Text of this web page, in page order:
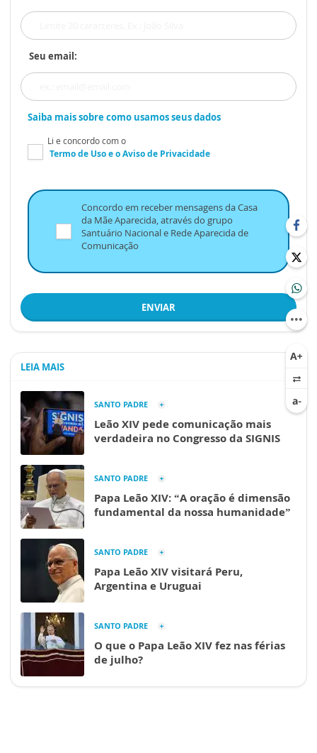
Seu email:
Saiba mais sobre como usamos seus dados
Li e concordo com o
Termo de Usoe oAviso de Privacidade
Concordo em receber mensagens da Casa
da Mãe Aparecida, através do grupo
Santuário Nacional e Rede Aparecida de
Comunicação
ENVIAR
LEIA MAIS
SANTO PADRE
Leão XIV pede comunicação mais
verdadeira no Congresso da SIGNIS
SANTO PADRE
Papa Leão XIV: “A oração é dimensão
fundamental da nossa humanidade”
SANTO PADRE
Papa Leão XIV visitará Peru,
Argentina e Uruguai
SANTO PADRE
O que o Papa Leão XIV fez nas férias
de julho?